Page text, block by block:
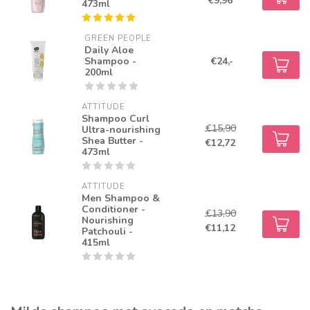
473ml
GREEN PEOPLE
Daily Aloe
Shampoo -
200ml
€24,-
ATTITUDE
Shampoo Curl
Ultra-nourishing
Shea Butter -
473ml
€15,90
€12,72
ATTITUDE
Men Shampoo &
Conditioner -
Nourishing
Patchouli -
415ml
€13,90
€11,12